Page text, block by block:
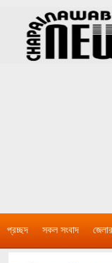
প্রচ্ছদ সকল সংবাদ